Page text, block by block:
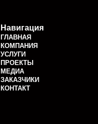
Навигация
ГЛАВНАЯ
КОМПАНИЯ
УСЛУГИ
ПРОЕКТЫ
МЕДИА
ЗАКАЗЧИКИ
КОНТАКТ